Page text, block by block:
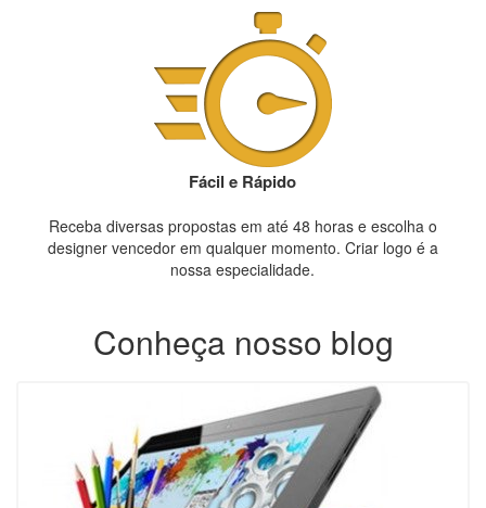
Fácil e Rápido
Receba diversas propostas em até 48 horas e escolha o
designer vencedor em qualquer momento. Criar logo é a
nossa especialidade.
Conheça nosso blog